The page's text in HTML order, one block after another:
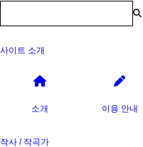
사이트 소개
소개 이용 안내
작사 / 작곡가